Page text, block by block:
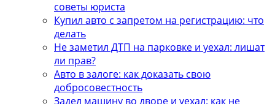
советы юриста
Купил авто с запретом на регистрацию: что
делать
Не заметил ДТП на парковке и уехал: лишат
ли прав?
Авто в залоге: как доказать свою
добросовестность
Задел машину во дворе и уехал: как не